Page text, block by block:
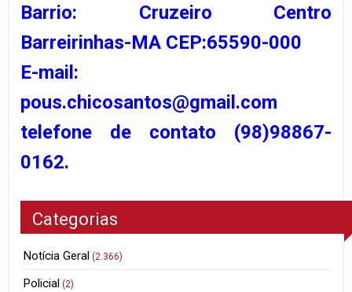
Barrio: Cruzeiro Centro
Barreirinhas-MA CEP:65590-000
E-mail:
pous.chicosantos@gmail.com
telefone de contato (98)98867-
0162.
Categorias
Notícia Geral (2.366)
Policial (2)